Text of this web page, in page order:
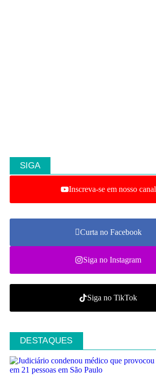
SIGA
Inscreva-se em nosso canal
Curta no Facebook
Siga no Instagram
Siga no TikTok
DESTAQUES